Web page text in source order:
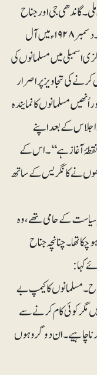
گاندھی جی اور جناح
صاحب ، دونوں نے کمیشن کے بائیکاٹ پر اتفاق کیا۔ دسمبر ۱۹۲۸ء میں آل
میں مسلمانوں کی
کی تجاویز پر اصرار
مسلمانوں کا نمایندہ
کے بعد اپنے
نقطۂ آغاز ہے‘‘۔ اس کے
نے کانگریس کے ساتھ
کے حامی تھے، وہ
تھا۔ چنانچہ جناح
کہا:
مسلمانوں کا کیمپ بے
مگر کوئی کام کرنے سے
چاہیے۔ ان دو گروہوں